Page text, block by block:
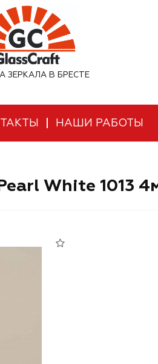
ЗЕРКАЛА В БРЕСТЕ
НАШИ РАБОТЫ
White 1013